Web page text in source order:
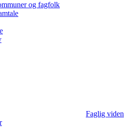
og fagfolk
Faglig viden